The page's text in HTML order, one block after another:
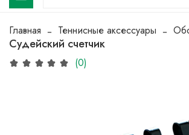
Главная Теннисные аксессуары
Судейский счетчик
(0)